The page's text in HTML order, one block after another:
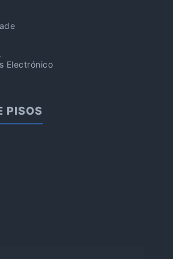
Electrónico
PISOS